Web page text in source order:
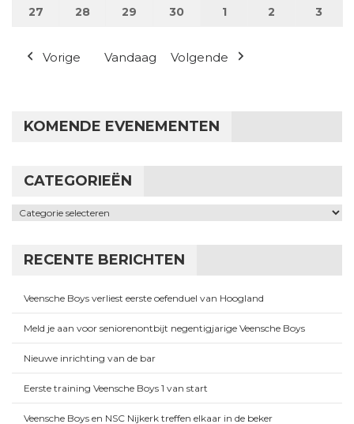
27 27 april 2026
28 28 april 2026
29 29 april 2026
30 30 april 2026
11 mei 2026
2 2 mei 2026
3
Vorige Vandaag Volgende
KOMENDE EVENEMENTEN
CATEGORIEËN
Categorieën
RECENTE BERICHTEN
Veensche Boys verliest eerste oefenduel van Hoogland
Meld je aan voor seniorenontbijt negentigjarige Veensche Boys
Nieuwe inrichting van de bar
Eerste training Veensche Boys 1 van start
Veensche Boys en NSC Nijkerk treffen elkaar in de beker